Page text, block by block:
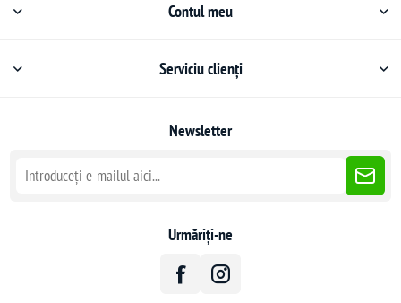
Contul meu
Serviciu clienți
Newsletter
Urmăriți-ne